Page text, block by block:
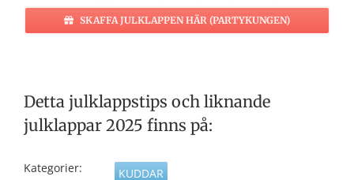
SKAFFA JULKLAPPEN HÄR (PARTYKUNGEN)
Detta julklappstips och liknande
julklappar 2025 finns på:
Kategorier:
KUDDAR